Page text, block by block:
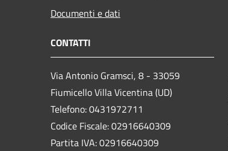
Documenti e dati
CONTATTI
Via Antonio Gramsci, 8 - 33059
Fiumicello Villa Vicentina (UD)
Telefono: 0431972711
Codice Fiscale: 02916640309
Partita IVA: 02916640309